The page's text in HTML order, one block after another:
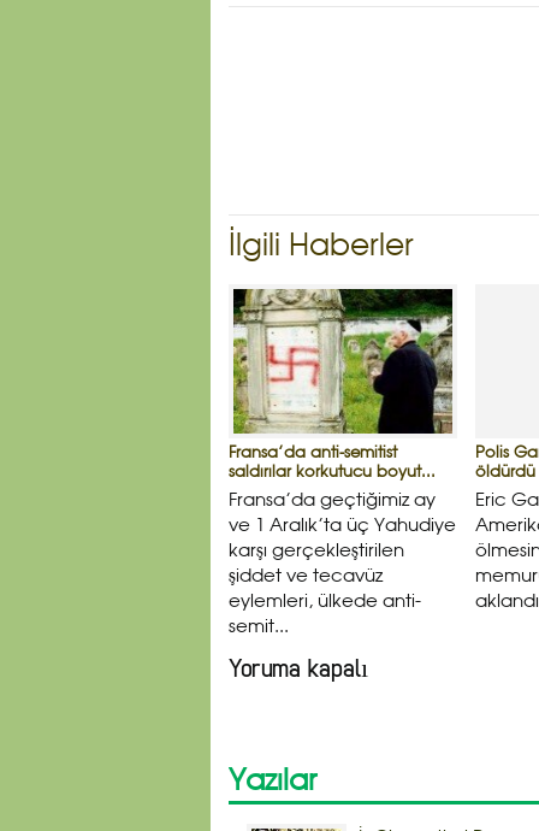
İlgili Haberler
Fransa’da anti-semitist
saldırılar korkutucu boyut...
Fransa’da geçtiğimiz ay
ve 1 Aralık’ta üç Yahudiye
karşı gerçekleştirilen
şiddet ve tecavüz
eylemleri, ülkede anti-
semit...
Polis
öldürdü
Eric
Yoruma kapalı
Yazılar